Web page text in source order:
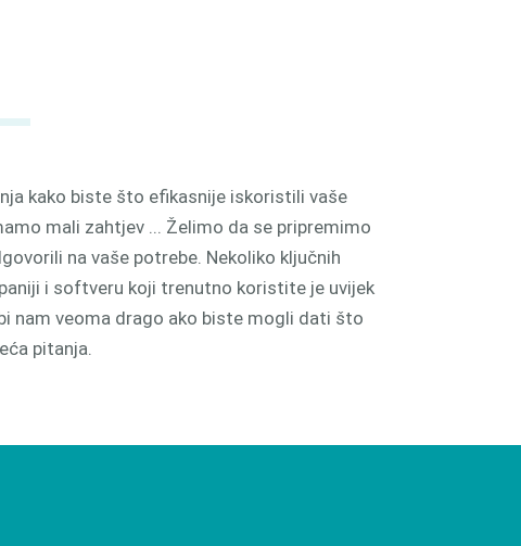
kako biste što efikasnije iskoristili vaše
mali zahtjev ... Želimo da se pripremimo
na vaše potrebe. Nekoliko ključnih
i softveru koji trenutno koristite je uvijek
nam veoma drago ako biste mogli dati što
pitanja.